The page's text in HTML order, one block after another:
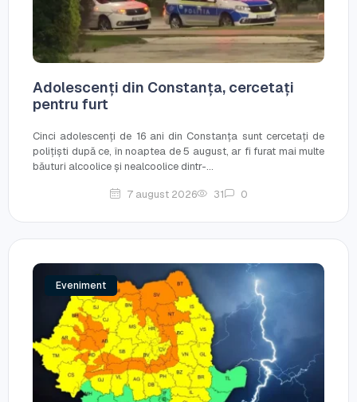
Adolescenți din Constanța, cercetați
pentru furt
Cinci adolescenți de 16 ani din Constanța sunt cercetați de
polițiști după ce, în noaptea de 5 august, ar fi furat mai multe
băuturi alcoolice și nealcoolice dintr-...
7 august 2026 31 0
Eveniment